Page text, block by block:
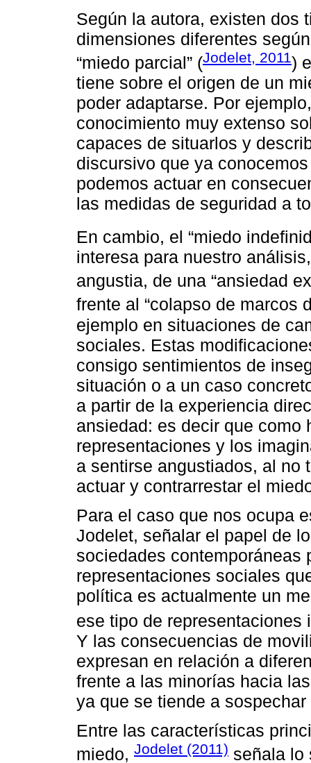
Según la autora, existen dos
dimensiones diferentes
“miedo parcial” (Jodelet, 2011)
tiene sobre el origen de un
poder adaptarse. Por
conocimiento muy extenso
capaces de situarlos y
discursivo que ya
podemos actuar en
las medidas de seguridad a
En cambio, el “miedo
interesa para nuestro
angustia, de una “ansiedad
frente al “colapso de marcos
ejemplo en situaciones de
sociales. Estas
consigo sentimientos de
situación o a un caso
a partir de la experiencia
ansiedad: es decir que como
representaciones y los
a sentirse angustiados, al no
actuar y contrarrestar el
Para el caso que nos ocupa
Jodelet, señalar el papel de
sociedades
representaciones sociales
política es actualmente un
ese tipo de
Y las consecuencias de
expresan en relación a
frente a las minorías hacia
ya que se tiende a
Entre las características
miedo, Jodelet (2011) señala lo